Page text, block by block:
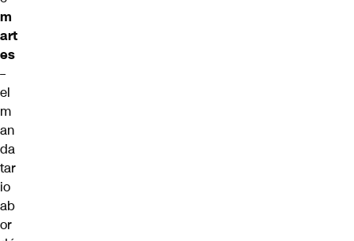
m
art
es
–
el
m
an
da
tar
io
ab
or